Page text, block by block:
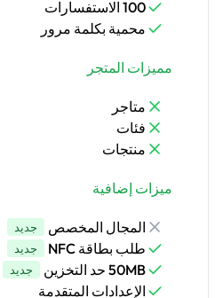
100 الاستفسارات
محمية بكلمة مرور
مميزات المتجر
متاجر
فئات
منتجات
ميزات إضافية
المجال المخصص جديد
طلب بطاقة NFC جديد
50MB حد التخزين جديد
الإعدادات المتقدمة